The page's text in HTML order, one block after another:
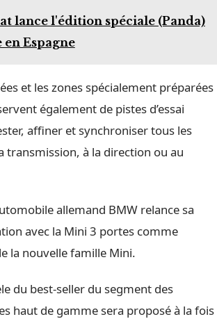
lance l'édition spéciale (Panda)
en Espagne
et les zones spécialement préparées
également de pistes d’essai
affiner et synchroniser tous les
transmission, à la direction ou au
allemand BMW relance sa
avec la Mini 3 portes comme
la nouvelle famille Mini.
du best-seller du segment des
haut de gamme sera proposé à la fois